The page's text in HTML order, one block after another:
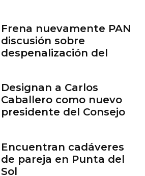
Frena nuevamente PAN
discusión sobre
despenalización del
Designan a Carlos
Caballero como nuevo
presidente del Consejo
Encuentran cadáveres
de pareja en Punta del
Sol